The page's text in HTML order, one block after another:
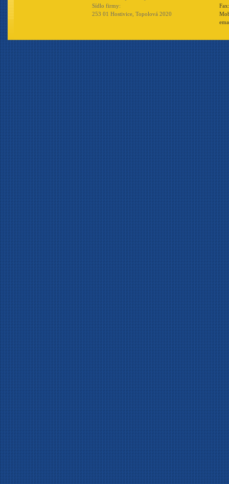
Sídlo firmy:
253 01 Hostivice, Topolová 2020